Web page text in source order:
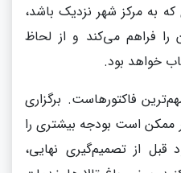
به مرکز شهر نزدیک باشد،
را فراهم می‌کند و از لحاظ
خواهد بود.
فاکتورهاست. برگزاری
ممکن است بودجه بیشتری را
از تصمیم‌گیری نهایی،